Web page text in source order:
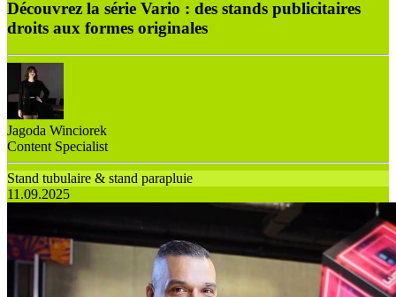
Découvrez la série Vario : des stands publicitaires
droits aux formes originales
Jagoda Winciorek
Content Specialist
Stand tubulaire & stand parapluie
11.09.2025